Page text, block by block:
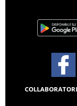
COLLABORATORI